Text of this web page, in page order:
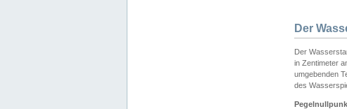
Der
Der
in Zentimeter
umgebenden
des